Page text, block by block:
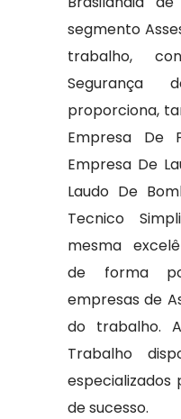
segmento
trabalho,
Segurança
proporciona,
Empresa De
Empresa De
Laudo De
Tecnico
mesma
de forma
empresas de
do trabalho.
Trabalho
de sucesso.